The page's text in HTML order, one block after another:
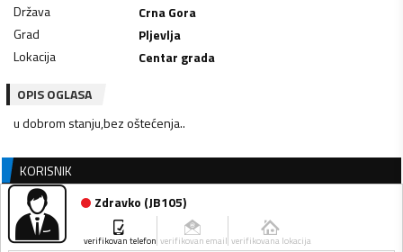
Država
Crna Gora
Grad
Pljevlja
Lokacija
Centar grada
OPIS OGLASA
u dobrom stanju,bez oštećenja..
KORISNIK
Zdravko (JB105)
verifikovan telefon verifikovan email verifikovana lokacija